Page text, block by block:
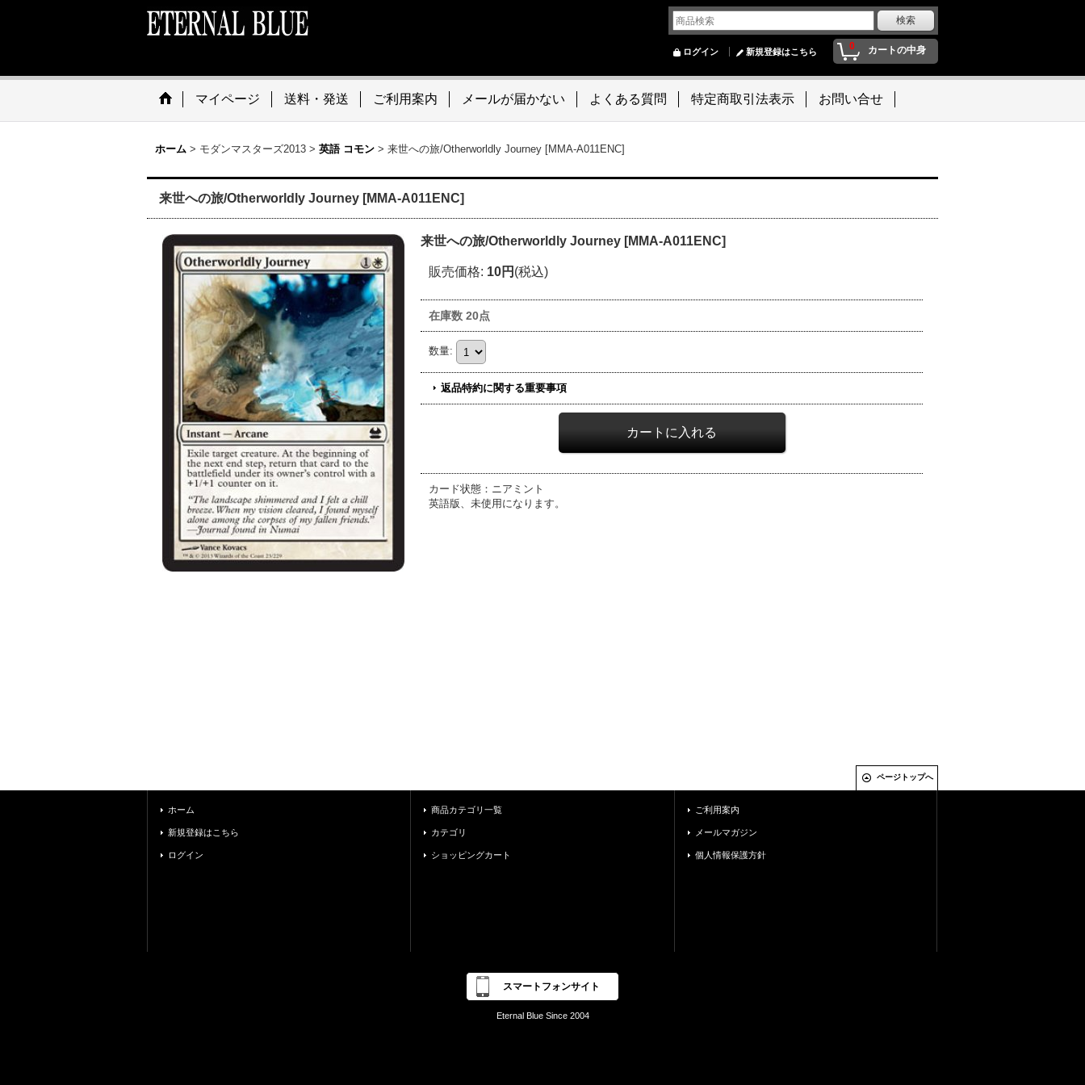
0 カートの中身
ログイン 新規登録はこちら
マイページ 送料・発送 ご利用案内 メールが届かない よくある質問 特定商取引法表示 お問い合せ
ホーム > モダンマスターズ2013 > 英語 コモン > 来世への旅/Otherworldly Journey [MMA-A011ENC]
来世への旅/Otherworldly Journey [MMA-A011ENC]
来世への旅/Otherworldly Journey [MMA-A011ENC]
販売価格: 10円 (税込)
在庫数 20点
数量:
返品特約に関する重要事項
カード状態：ニアミント
英語版、未使用になります。
ページトップへ
ホーム
新規登録はこちら
ログイン
商品カテゴリ一覧
カテゴリ
ショッピングカート
ご利用案内
メールマガジン
個人情報保護方針
スマートフォンサイト
Eternal Blue Since 2004